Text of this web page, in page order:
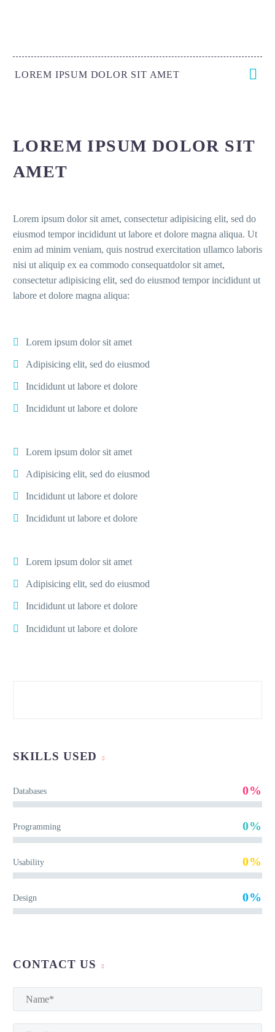
LOREM IPSUM DOLOR SIT AMET
LOREM IPSUM DOLOR SIT
AMET
Lorem ipsum dolor sit amet, consectetur adipisicing elit, sed do
eiusmod tempor incididunt ut labore et dolore magna aliqua. Ut
enim ad minim veniam, quis nostrud exercitation ullamco laboris
nisi ut aliquip ex ea commodo consequatdolor sit amet,
consectetur adipisicing elit, sed do eiusmod tempor incididunt ut
labore et dolore magna aliqua:
Lorem ipsum dolor sit amet
Adipisicing elit, sed do eiusmod
Incididunt ut labore et dolore
Incididunt ut labore et dolore
Lorem ipsum dolor sit amet
Adipisicing elit, sed do eiusmod
Incididunt ut labore et dolore
Incididunt ut labore et dolore
Lorem ipsum dolor sit amet
Adipisicing elit, sed do eiusmod
Incididunt ut labore et dolore
Incididunt ut labore et dolore
SKILLS USED
Databases 0%
Programming 0%
Usability 0%
Design 0%
CONTACT US